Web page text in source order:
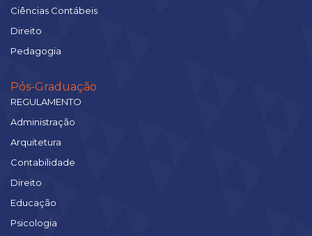
Ciências Contábeis
Direito
Pedagogia
Pós-Graduação
REGULAMENTO
Administração
Arquitetura
Contabilidade
Direito
Educação
Psicologia